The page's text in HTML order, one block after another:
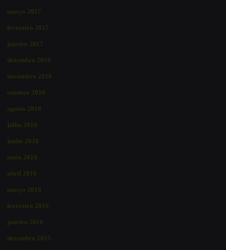
março 2017
fevereiro 2017
janeiro 2017
dezembro 2016
novembro 2016
outubro 2016
agosto 2016
julho 2016
junho 2016
maio 2016
abril 2016
março 2016
fevereiro 2016
janeiro 2016
dezembro 2015